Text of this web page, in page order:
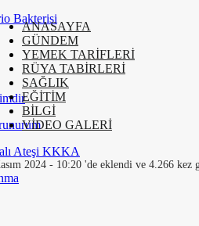
Bakterisi
Ateşi KKKA
ANASAYFA
GÜNDEM
YEMEK TARİFLERİ
RÜYA TABİRLERİ
SAĞLIK
EĞİTİM
BİLGİ
VİDEO GALERİ
2024 - 10:20 'de eklendi ve 4.266 kez